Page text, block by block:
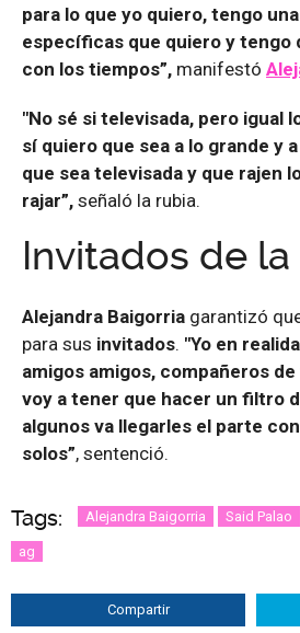
para lo que yo quiero, tengo
específicas que quiero y tengo
con los tiempos”, manifestó
"No sé si televisada, pero igual
sí quiero que sea a lo grande y
que sea televisada y que rajen
rajar”, señaló la rubia.
Invitados de
Alejandra Baigorria garantizó
para sus invitados. "Yo en
amigos amigos, compañeros
voy a tener que hacer un filtro
algunos va llegarles el parte
solos”, sentenció.
Tags: Alejandra Baigorria Said Palao
ag
Compartir